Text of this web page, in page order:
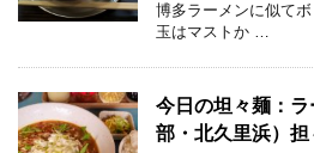
博多ラーメンに似て
玉はマストか …
今日の坦々麺：
部・北久里浜）担